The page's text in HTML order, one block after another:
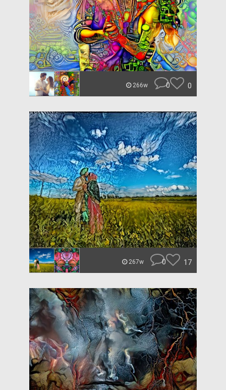
266w 0 0
267w 0 17